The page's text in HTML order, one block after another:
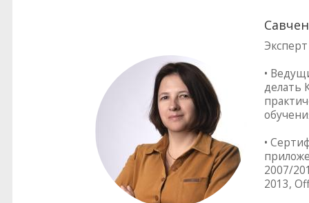
•
делать
•
2007/
2013,